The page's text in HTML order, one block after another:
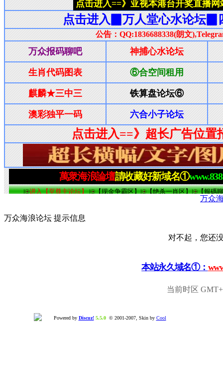
万众
万众海浪论坛 提示信息
对不起，您还
本站永久域名①：
当前时区
Powered by Discuz! 5.5.0© 2001-2007, Skin by Cool